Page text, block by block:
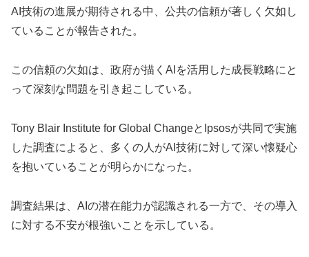
AI技術の進展が期待される中、公共の信頼が著しく欠如し
ていることが報告された。
この信頼の欠如は、政府が描くAIを活用した成長戦略にと
って深刻な問題を引き起こしている。
Tony Blair Institute for Global ChangeとIpsosが共同で実施
した調査によると、多くの人がAI技術に対して深い懐疑心
を抱いていることが明らかになった。
調査結果は、AIの潜在能力が認識される一方で、その導入
に対する不安が根強いことを示している。